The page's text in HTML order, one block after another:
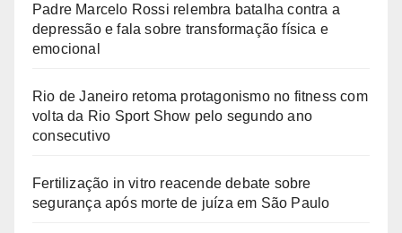
Padre Marcelo Rossi relembra batalha contra a
depressão e fala sobre transformação física e
emocional
Rio de Janeiro retoma protagonismo no fitness com
volta da Rio Sport Show pelo segundo ano
consecutivo
Fertilização in vitro reacende debate sobre
segurança após morte de juíza em São Paulo